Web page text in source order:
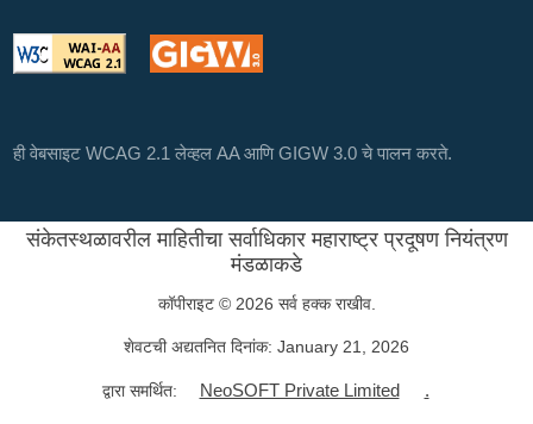
ही वेबसाइट WCAG 2.1 लेव्हल AA आणि GIGW 3.0 चे पालन करते.
संकेतस्थळावरील माहितीचा सर्वाधिकार महाराष्ट्र प्रदूषण नियंत्रण
मंडळाकडे
कॉपीराइट © 2026 सर्व हक्क राखीव.
शेवटची अद्यतनित दिनांक: January 21, 2026
द्वारा समर्थित: NeoSOFT Private Limited .